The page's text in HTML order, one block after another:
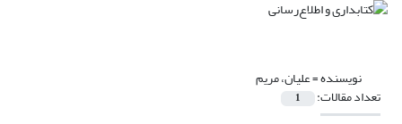
نویسنده =علیان، مریم
تعداد مقالات: 1